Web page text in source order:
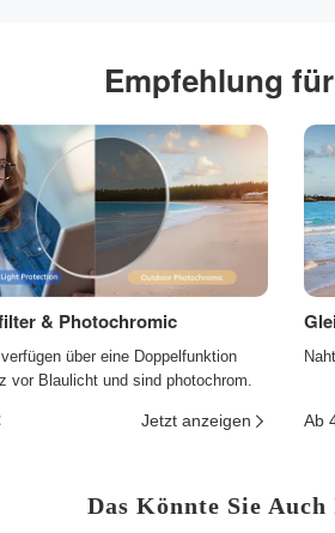
Empfehlung
& Photochromic
über eine Doppelfunktion
vor Blaulicht und sind photochrom.
Jetzt anzeigen Ab
Das Könnte Sie